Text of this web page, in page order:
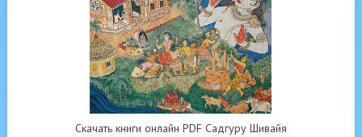
Скачать книги онлайн PDF Садгуру Шивайя